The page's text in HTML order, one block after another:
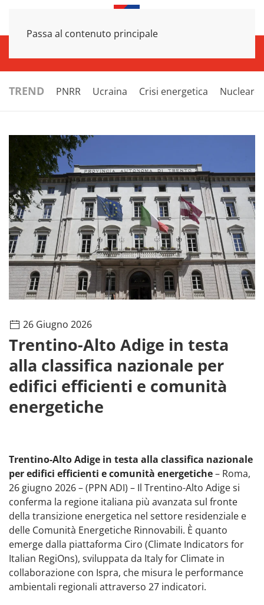
Passa al contenuto principale
TREND PNRR Ucraina Crisi energetica Nucleare
26 Giugno 2026
Trentino-Alto Adige in testa
alla classifica nazionale per
edifici efficienti e comunità
energetiche
Trentino-Alto Adige in testa alla classifica nazionale
per edifici efficienti e comunità energetiche– Roma,
26 giugno 2026 – (PPN ADI) – Il Trentino-Alto Adige si
conferma la regione italiana più avanzata sul fronte
della transizione energetica nel settore residenziale e
delle Comunità Energetiche Rinnovabili. È quanto
emerge dalla piattaforma Ciro (Climate Indicators for
Italian RegiOns), sviluppata da Italy for Climate in
collaborazione con Ispra, che misura le performance
ambientali regionali attraverso 27 indicatori.